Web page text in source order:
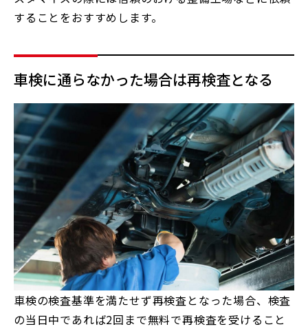
することをおすすめします。
車検に通らなかった場合は再検査となる
車検の検査基準を満たせず再検査となった場合、検査
の当日中であれば2回まで無料で再検査を受けること